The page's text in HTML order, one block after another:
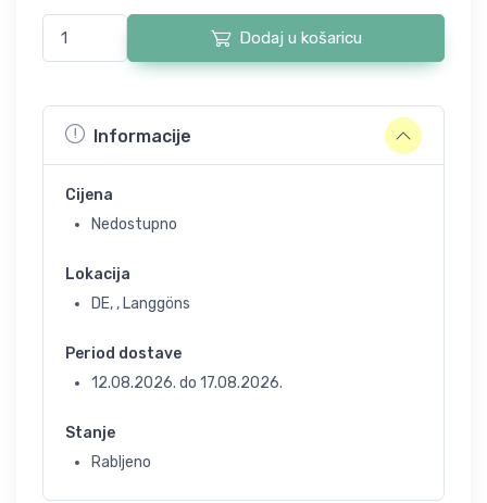
Dodaj u košaricu
Informacije
Cijena
Nedostupno
Lokacija
DE, , Langgöns
Period dostave
12.08.2026. do 17.08.2026.
Stanje
Rabljeno